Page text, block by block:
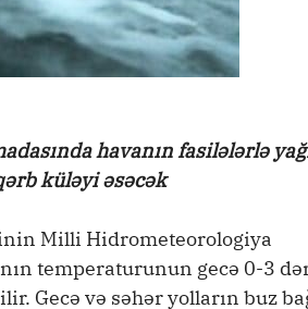
havanın fasilələrlə
küləyi əsəcək
Milli Hidrometeorologiya
temperaturunun gecə 0-3
Gecə və səhər yolların buz